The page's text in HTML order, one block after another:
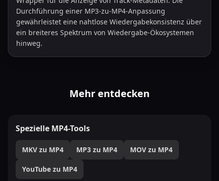
Durchführung einer MP3-zu-MP4-Anpassung
gewährleistet eine nahtlose Wiedergabekonsistenz über
ein breiteres Spektrum von Wiedergabe-Ökosystemen
hinweg.
Mehr entdecken
Spezielle MP4-Tools
MKV zu MP4 MP3 zu MP4 MOV zu MP4
YouTube zu MP4